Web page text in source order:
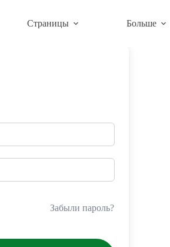
Страницы Больше
Забыли пароль?